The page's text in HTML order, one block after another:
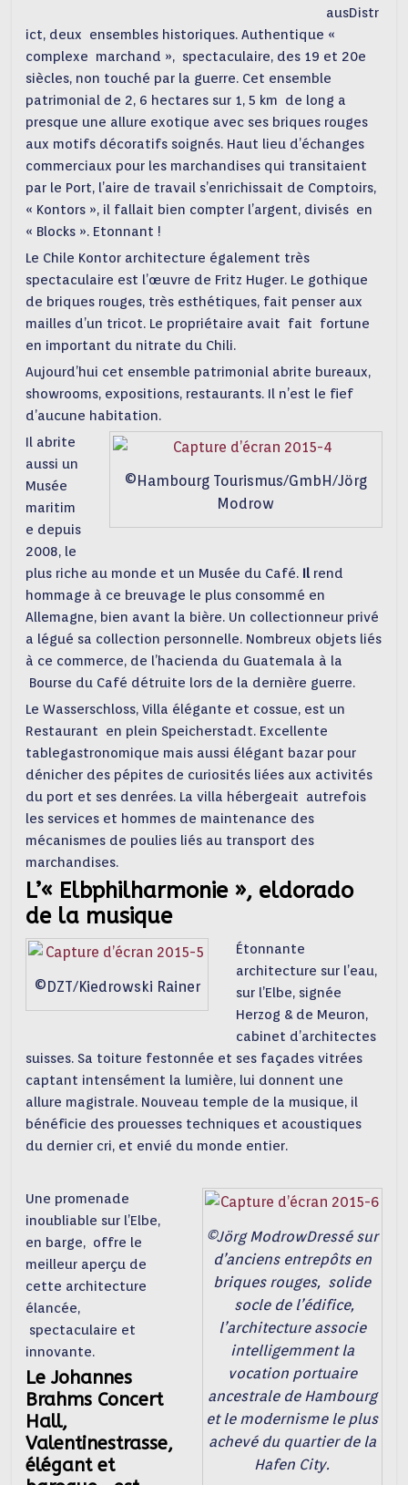
ausDistr
ict, deux ensembles historiques. Authentique «
complexe marchand », spectaculaire, des 19 et 20e
siècles, non touché par la guerre. Cet ensemble
patrimonial de 2, 6 hectares sur 1, 5 km de long a
presque une allure exotique avec ses briques rouges
aux motifs décoratifs soignés. Haut lieu d’échanges
commerciaux pour les marchandises qui transitaient
par le Port, l’aire de travail s’enrichissait de Comptoirs,
« Kontors », il fallait bien compter l’argent, divisés en
« Blocks ». Etonnant !
Le Chile Kontor architecture également très
spectaculaire est l’œuvre de Fritz Huger. Le gothique
de briques rouges, très esthétiques, fait penser aux
mailles d’un tricot. Le propriétaire avait fait fortune
en important du nitrate du Chili.
Aujourd’hui cet ensemble patrimonial abrite bureaux,
showrooms, expositions, restaurants. Il n’est le fief
d’aucune habitation.
©Hambourg Tourismus/GmbH/Jörg
Modrow
Il abrite
aussi un
Musée
maritim
e depuis
2008, le
plus riche au monde et un Musée du Café. Ilrend
hommage à ce breuvage le plus consommé en
Allemagne, bien avant la bière. Un collectionneur privé
a légué sa collection personnelle. Nombreux objets liés
à ce commerce, de l’hacienda du Guatemala à la
Bourse du Café détruite lors de la dernière guerre.
Le Wasserschloss, Villa élégante et cossue, est un
Restaurant en plein Speicherstadt. Excellente
tablegastronomique mais aussi élégant bazar pour
dénicher des pépites de curiosités liées aux activités
du port et ses denrées. La villa hébergeait autrefois
les services et hommes de maintenance des
mécanismes de poulies liés au transport des
marchandises.
L’« Elbphilharmonie », eldorado
de la musique
©DZT/Kiedrowski Rainer
Étonnante
architecture sur l’eau,
sur l’Elbe, signée
Herzog & de Meuron,
cabinet d’architectes
suisses. Sa toiture festonnée et ses façades vitrées
captant intensément la lumière, lui donnent une
allure magistrale. Nouveau temple de la musique, il
bénéficie des prouesses techniques et acoustiques
du dernier cri, et envié du monde entier.
©Jörg ModrowDressé sur
d’anciens entrepôts en
briques rouges, solide
socle de l’édifice,
l’architecture associe
intelligemment la
vocation portuaire
ancestrale de Hambourg
et le modernisme le plus
achevé du quartier de la
Hafen City.
Une promenade
inoubliable sur l’Elbe,
en barge, offre le
meilleur aperçu de
cette architecture
élancée,
spectaculaire et
innovante.
Le Johannes
Brahms Concert
Hall,
Valentinestrasse,
élégant et